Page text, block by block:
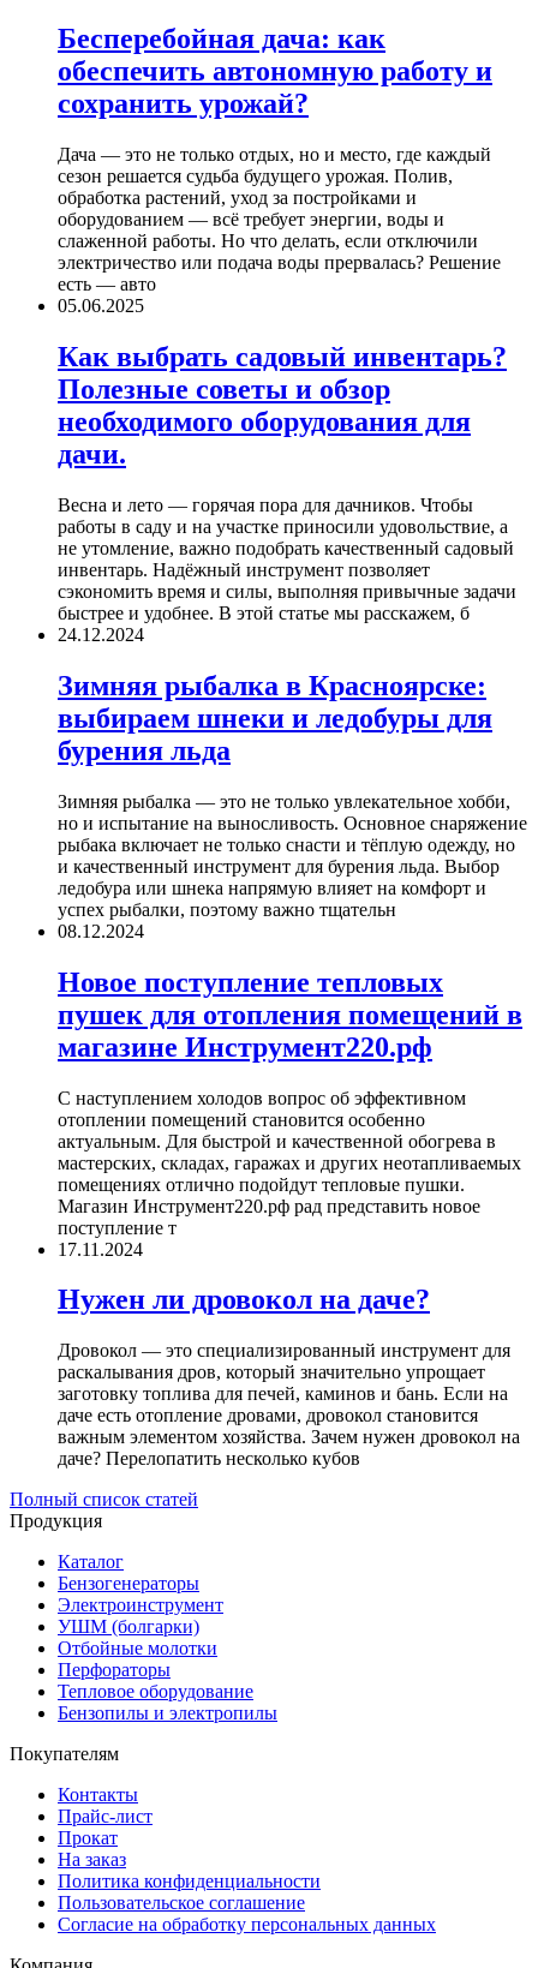
Бесперебойная дача: как
обеспечить автономную работу и
сохранить урожай?
Дача — это не только отдых, но и место, где каждый
сезон решается судьба будущего урожая. Полив,
обработка растений, уход за постройками и
оборудованием — всё требует энергии, воды и
слаженной работы. Но что делать, если отключили
электричество или подача воды прервалась? Решение
есть — авто
05.06.2025
Как выбрать садовый инвентарь?
Полезные советы и обзор
необходимого оборудования для
дачи.
Весна и лето — горячая пора для дачников. Чтобы
работы в саду и на участке приносили удовольствие, а
не утомление, важно подобрать качественный садовый
инвентарь. Надёжный инструмент позволяет
сэкономить время и силы, выполняя привычные задачи
быстрее и удобнее. В этой статье мы расскажем, б
24.12.2024
Зимняя рыбалка в Красноярске:
выбираем шнеки и ледобуры для
бурения льда
Зимняя рыбалка — это не только увлекательное хобби,
но и испытание на выносливость. Основное снаряжение
рыбака включает не только снасти и тёплую одежду, но
и качественный инструмент для бурения льда. Выбор
ледобура или шнека напрямую влияет на комфорт и
успех рыбалки, поэтому важно тщательн
08.12.2024
Новое поступление тепловых
пушек для отопления помещений в
магазине Инструмент220.рф
С наступлением холодов вопрос об эффективном
отоплении помещений становится особенно
актуальным. Для быстрой и качественной обогрева в
мастерских, складах, гаражах и других неотапливаемых
помещениях отлично подойдут тепловые пушки.
Магазин Инструмент220.рф рад представить новое
поступление т
17.11.2024
Нужен ли дровокол на даче?
Дровокол — это специализированный инструмент для
раскалывания дров, который значительно упрощает
заготовку топлива для печей, каминов и бань. Если на
даче есть отопление дровами, дровокол становится
важным элементом хозяйства. Зачем нужен дровокол на
даче? Перелопатить несколько кубов
Полный список статей
Продукция
Каталог
Бензогенераторы
Электроинструмент
УШМ (болгарки)
Отбойные молотки
Перфораторы
Тепловое оборудование
Бензопилы и электропилы
Покупателям
Контакты
Прайс-лист
Прокат
На заказ
Политика конфиденциальности
Пользовательское соглашение
Согласие на обработку персональных данных